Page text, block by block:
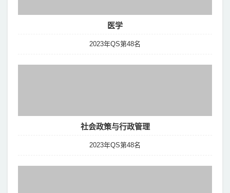
医学
2023年QS第48名
社会政策与行政管理
2023年QS第48名